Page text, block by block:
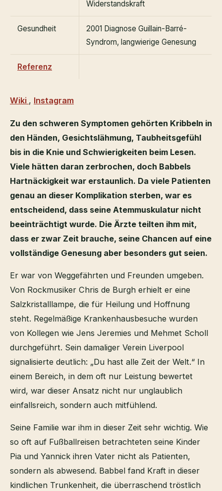
Widerstandskraft
Gesundheit
2001 Diagnose Guillain-Barré-
Syndrom, langwierige Genesung
Referenz
Wiki , Instagram
Zu den schweren Symptomen gehörten Kribbeln in
den Händen, Gesichtslähmung, Taubheitsgefühl
bis in die Knie und Schwierigkeiten beim Lesen.
Viele hätten daran zerbrochen, doch Babbels
Hartnäckigkeit war erstaunlich. Da viele Patienten
genau an dieser Komplikation sterben, war es
entscheidend, dass seine Atemmuskulatur nicht
beeinträchtigt wurde. Die Ärzte teilten ihm mit,
dass er zwar Zeit brauche, seine Chancen auf eine
vollständige Genesung aber besonders gut seien.
Er war von Weggefährten und Freunden umgeben.
Von Rockmusiker Chris de Burgh erhielt er eine
Salzkristalllampe, die für Heilung und Hoffnung
steht. Regelmäßige Krankenhausbesuche wurden
von Kollegen wie Jens Jeremies und Mehmet Scholl
durchgeführt. Sein damaliger Verein Liverpool
signalisierte deutlich: „Du hast alle Zeit der Welt.“ In
einem Bereich, in dem oft nur Leistung bewertet
wird, war dieser Ansatz nicht nur unglaublich
einfallsreich, sondern auch mitfühlend.
Seine Familie war ihm in dieser Zeit sehr wichtig. Wie
so oft auf Fußballreisen betrachteten seine Kinder
Pia und Yannick ihren Vater nicht als Patienten,
sondern als abwesend. Babbel fand Kraft in dieser
kindlichen Trunkenheit, die überraschend tröstlich